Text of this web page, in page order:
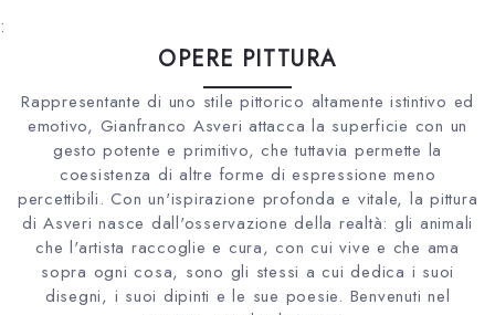
:
OPERE PITTURA
Rappresentante di uno stile pittorico altamente istintivo ed
emotivo, Gianfranco Asveri attacca la superficie con un
gesto potente e primitivo, che tuttavia permette la
coesistenza di altre forme di espressione meno
percettibili. Con un'ispirazione profonda e vitale, la pittura
di Asveri nasce dall'osservazione della realtà: gli animali
che l'artista raccoglie e cura, con cui vive e che ama
sopra ogni cosa, sono gli stessi a cui dedica i suoi
disegni, i suoi dipinti e le sue poesie. Benvenuti nel